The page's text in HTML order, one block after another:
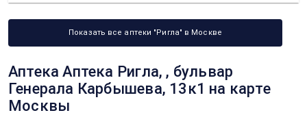
Показать все аптеки "Ригла" в Москве
Аптека Аптека Ригла, , бульвар
Генерала Карбышева, 13к1 на карте
Москвы